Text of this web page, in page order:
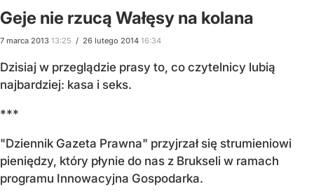
Geje nie rzucą Wałęsy na kolana
7 marca 2013 13:25 / 26 lutego 2014 16:34
Dzisiaj w przeglądzie prasy to, co czytelnicy lubią
najbardziej: kasa i seks.
***
"Dziennik Gazeta Prawna" przyjrzał się strumieniowi
pieniędzy, który płynie do nas z Brukseli w ramach
programu Innowacyjna Gospodarka.